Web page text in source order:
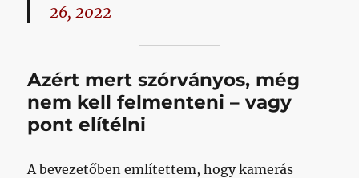
26, 2022
Azért mert szórványos, még
nem kell felmenteni – vagy
pont elítélni
A bevezetőben említettem, hogy kamerás